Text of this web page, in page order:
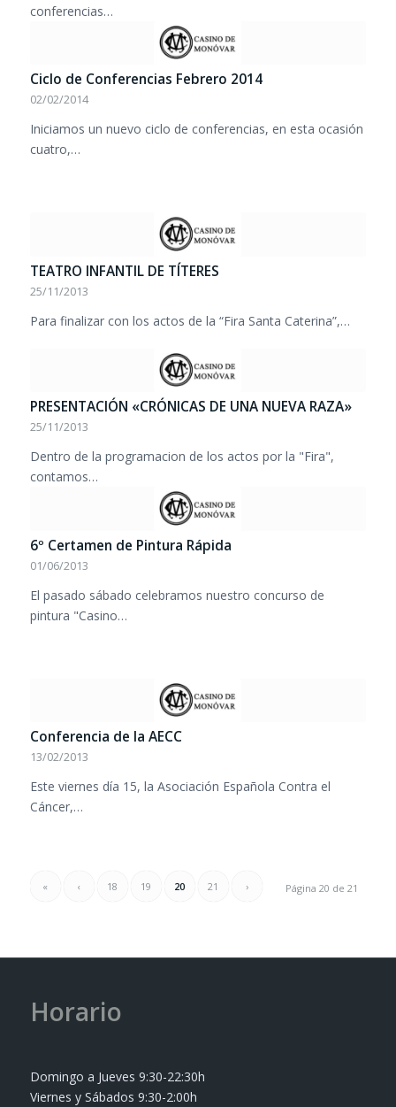
conferencias…
Ciclo de Conferencias Febrero 2014
02/02/2014
Iniciamos un nuevo ciclo de conferencias, en esta ocasión
cuatro,…
TEATRO INFANTIL DE TÍTERES
25/11/2013
Para finalizar con los actos de la “Fira Santa Caterina”,…
PRESENTACIÓN «CRÓNICAS DE UNA NUEVA RAZA»
25/11/2013
Dentro de la programacion de los actos por la "Fira",
contamos…
6º Certamen de Pintura Rápida
01/06/2013
El pasado sábado celebramos nuestro concurso de
pintura "Casino…
Conferencia de la AECC
13/02/2013
Este viernes día 15, la Asociación Española Contra el
Cáncer,…
Página 20 de 21
« ‹ 18 19 20 21 ›
Horario
Domingo a Jueves 9:30-22:30h
Viernes y Sábados 9:30-2:00h